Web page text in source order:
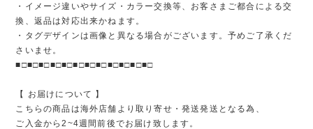
・イメージ違いやサイズ・カラー交換等、お客さまご都合による交
換、返品は対応出来かねます。
・タグデザインは画像と異なる場合がございます。予めご了承くだ
さいませ。
■□■□■□■□■□■□■□■□■□■□■□■□
【 お届けについて 】
こちらの商品は海外店舗より取り寄せ・発送発送となる為、
ご入金から2~4週間前後でお届け致します。